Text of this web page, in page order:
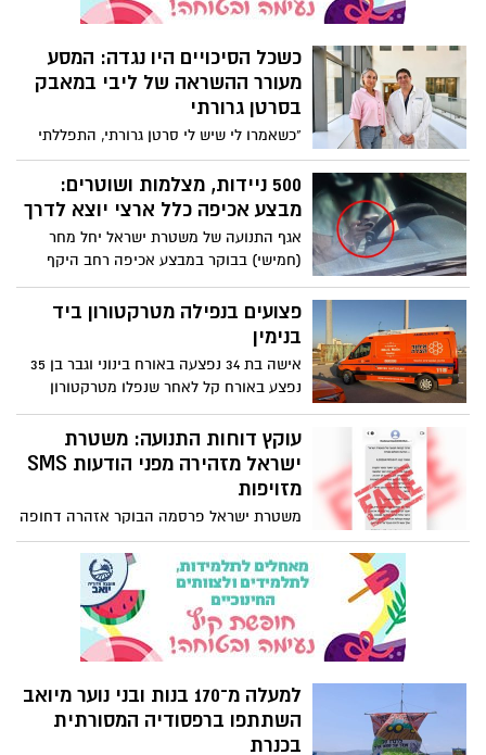
כשכל הסיכויים היו נגדה: המסע
מעורר ההשראה של ליבי במאבק
בסרטן גרורתי
"כשאמרו לי שיש לי סרטן גרורתי, התפללתי
לקדוש ברוך הוא להיות בבת המצווה של
התאומות שלי" ליבי ספוז'ניקוב (49), דוגמנית
עבר, רופאת שיניים בהכשרתה ומטפלת
בטוחה שחייה עומדים להסתיים לאחר
שאובחנה עם סרטן שחלות מתקדם * אבל אז
בבית החולים הציבורי אסותא אשדוד –
והמסע שנראה בתחילתו חסר סיכוי, קיבל
תפנית שאפילו היא לא העזה לדמיין
500 ניידות, מצלמות ושוטרים:
מבצע אכיפה כלל ארצי יוצא לדרך
אגף התנועה של משטרת ישראל יחל מחר
(חמישי) בבוקר במבצע אכיפה רחב היקף
בכל רחבי הארץ, במסגרתו ייפרסו מאות
שוטרים ומתנדבים לצד כ-500 ניידות
ואופנועים גלויים וסמויים, במטרה להיאבק
בעבירות תנועה מסכנות חיים, להגביר את
המשילות בכבישים ולצמצם את מספר תאונות
הדרכים
פצועים בנפילה מטרקטורון ביד
בנימין
אישה בת 34 נפצעה באורח בינוני וגבר בן 35
נפצע באורח קל לאחר שנפלו מטרקטורון
בדרך האבות ביישוב יד בנימין.
עוקץ דוחות התנועה: משטרת
ישראל מזהירה מפני הודעות SMS
מזויפות
משטרת ישראל פרסמה הבוקר אזהרה דחופה
לנהגים ולכלל הציבור, בעקבות גל הודעות
טקסט (SMS) כוזבות המתחזות לדרישת
תשלום ממרכז קנסות התנועה. המטרה: גניבת
פרטי אשראי ומידע אישי.
למעלה מ־170 בנות ובני נוער מיואב
השתתפו ברפסודיה המסורתית
בכנרת